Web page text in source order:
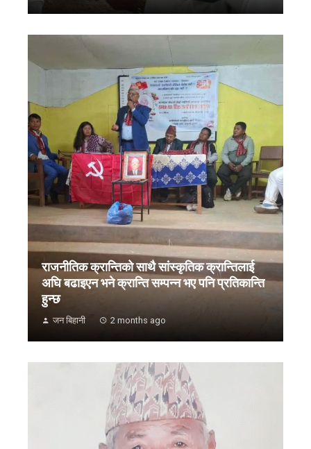
राजनीतिक क्रान्तिको साथै सांस्कृतिक क्रान्तिलाई
अघि बढाइएन भने क्रान्ति सम्पन्न भए पनि प्रतिकान्ति
हुन्छ
जन बिहानी 2 months ago